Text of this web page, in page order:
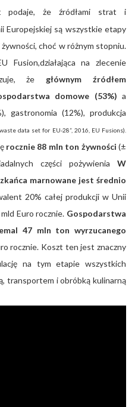
podaje, że źródłami strat i
Europejskiej są wszystkie etapy
choć w różnym stopniu.
Fusion,działająca na zlecenie
że głównym źródłem
domowe (53%) a
gastronomia (12%), produkcja
data set for EU-28”, 2016, EU Fusions).
rocznie 88 mln ton żywności (±
części pożywienia W
marnowane jest średnio
20% całej produkcji w Unii
Euro rocznie. Gospodarstwa
47 mln ton wyrzucanego
rocznie. Koszt ten jest znaczny
na tym etapie wszystkich
transportem i obróbką kulinarną